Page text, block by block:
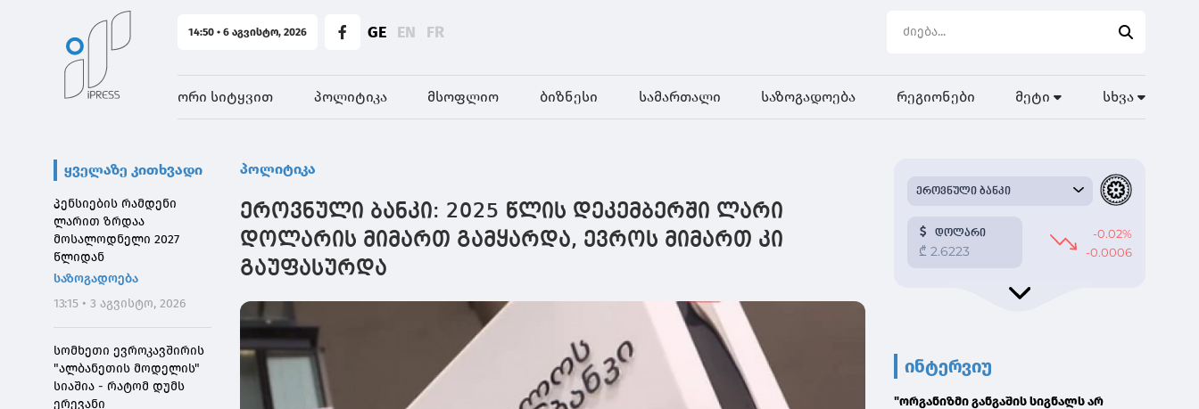
14:50 • 6 აგვისტო, 2026 GE EN FR
ორი სიტყვით პოლიტიკა მსოფლიო ბიზნესი სამართალი საზოგადოება რეგიონები მეტი სხვა
ყველაზე კითხვადი
პენსიების რამდენი
ლარით ზრდაა
მოსალოდნელი 2027
წლიდან
საზოგადოება
13:15 • 3 აგვისტო, 2026
სომხეთი ევროკავშირის
"ალბანეთის მოდელის"
სიაშია - რატომ დუმს
ერევანი
პოლიტიკა
ეროვნული ბანკი: 2025 წლის დეკემბერში ლარი
დოლარის მიმართ გამყარდა, ევროს მიმართ კი
გაუფასურდა
ინტერვიუ
"ორგანიზმი განგაშის სიგნალს არ